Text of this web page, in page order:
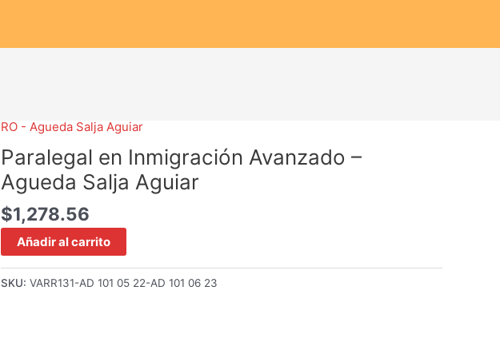
RO - Agueda Salja Aguiar
Paralegal en Inmigración Avanzado –
Agueda Salja Aguiar
$1,278.56
Paralegal
en
Inmigración
Avanzado
–
Agueda
Salja
cantidad
Añadir al carrito
SKU: VARR131-AD 101 05 22-AD 101 06 23